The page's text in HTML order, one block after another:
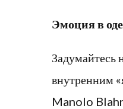
Эмоция в
Задумайтесь
внутренним
Manolo